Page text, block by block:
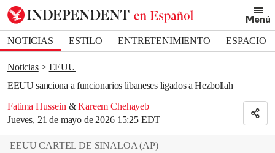
Menú
NOTICIAS ESTILO ENTRETENIMIENTO
ESPACIO
DEPORTES
Noticias
EEUU
EEUU sanciona a funcionarios libaneses ligados a Hezbollah
Fatima Hussein & Kareem Chehayeb
Jueves, 21 de mayo de 2026 15:25 EDT
Bookmark popover
Removed from bookmarks
Close popover
EEUU CARTEL DE SINALOA (AP)